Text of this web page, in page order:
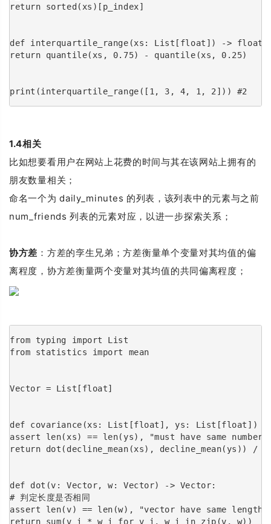
return sorted(xs)[p_index]
def interquartile_range(xs: List[float]) -> float:
return quantile(xs, 0.75) - quantile(xs, 0.25)
print(interquartile_range([1, 3, 4, 1, 2])) #2
1.4相关
比如想要看用户在网站上花费的时间与其在该网站上拥有的
朋友数量相关；
命名一个为 daily_minutes 的列表，该列表中的元素与之前
num_friends 列表的元素对应，以进一步探索关系；
协方差 ：方差的孪生兄弟；方差衡量单个变量对其均值的偏
离程度，协方差衡量两个变量对其均值的共同偏离程度；
from typing import List
from statistics import mean
Vector = List[float]
def covariance(xs: List[float], ys: List[float])
assert len(xs) == len(ys), "must have same number
return dot(decline_mean(xs), decline_mean(ys)) /
def dot(v: Vector, w: Vector) -> Vector:
# 判定长度是否相同
assert len(v) == len(w), "vector have same length"
return sum(v_i * w_i for v_i, w_i in zip(v, w))